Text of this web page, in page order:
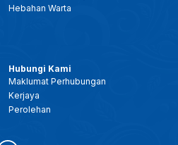
Hebahan Warta
Hubungi Kami
Maklumat Perhubungan
Kerjaya
Perolehan